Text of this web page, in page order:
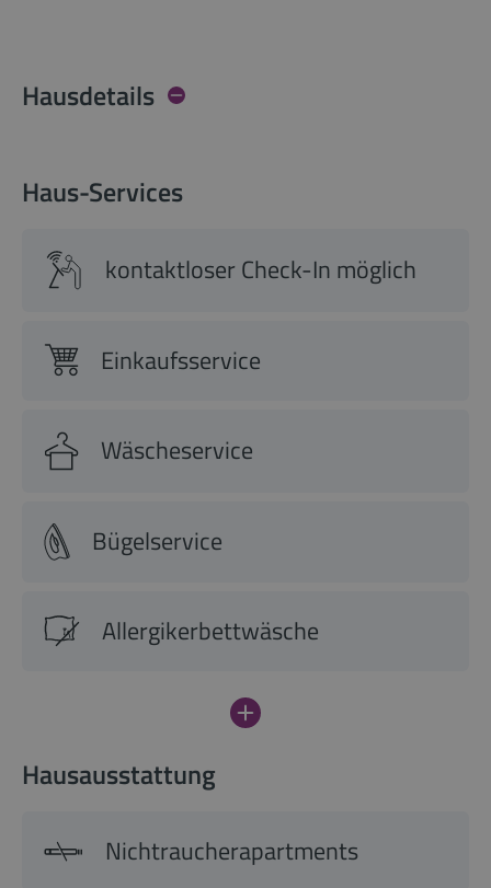
Hausdetails
Haus-Services
kontaktloser Check-In möglich
Einkaufsservice
Wäscheservice
Bügelservice
Allergikerbettwäsche
Hausausstattung
Nichtraucherapartments